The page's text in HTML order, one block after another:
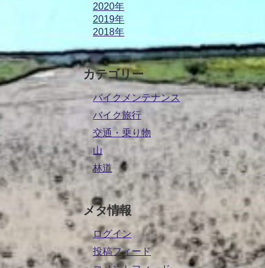
2020年
2019年
2018年
カテゴリー
バイクメンテナンス
バイク旅行
交通・乗り物
山
林道
メタ情報
ログイン
投稿フィード